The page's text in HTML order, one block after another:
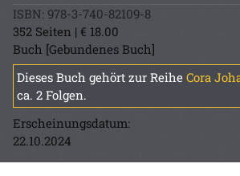
ISBN: 978-3-740-82109-8
352 Seiten | € 18.00
Buch [Gebundenes Buch]
Dieses Buch gehört zur Reihe Cora
ca. 2 Folgen.
Erscheinungsdatum:
22.10.2024